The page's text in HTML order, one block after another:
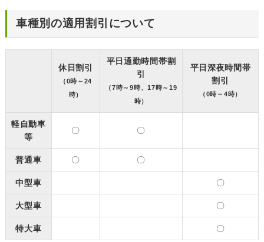
車種別の適用割引について
休日割引
（0時～24
時）
平日通勤時間帯割
引
（7時～9時、17時～19
時）
平日深夜時間帯
割引
（0時～4時）
軽自動車
等
〇 〇
普通車 〇 〇
中型車 〇
大型車 〇
特大車 〇